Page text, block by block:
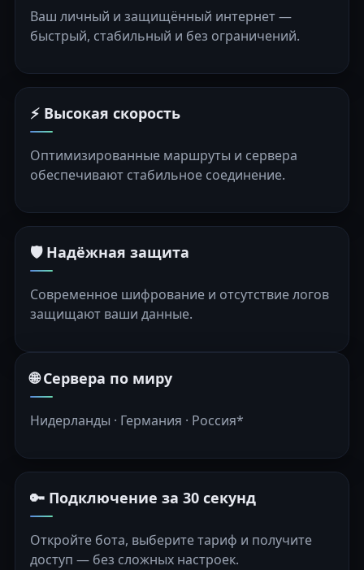
Ваш личный и защищённый интернет —
быстрый, стабильный и без ограничений.
⚡ Высокая скорость
Оптимизированные маршруты и сервера
обеспечивают стабильное соединение.
🛡️ Надёжная защита
Современное шифрование и отсутствие логов
защищают ваши данные.
🌐 Сервера по миру
Нидерланды · Германия · Россия*
🔑 Подключение за 30 секунд
Откройте бота, выберите тариф и получите
доступ — без сложных настроек.